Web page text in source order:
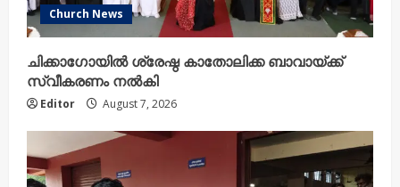
Church News
ചിക്കാഗോയിൽ ശ്രേഷ്ഠ കാതോലിക്ക ബാവായ്ക്ക്
സ്വീകരണം നൽകി
Editor August 7, 2026